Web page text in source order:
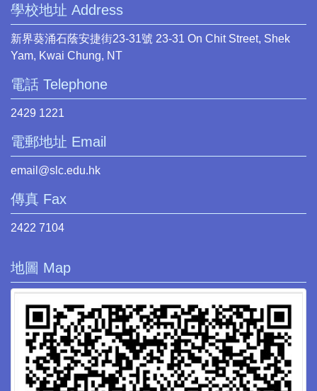
學校地址 Address
新界葵涌石蔭安捷街23-31號 23-31 On Chit Street, Shek
Yam, Kwai Chung, NT
電話 Telephone
2429 1221
電郵地址 Email
email@slc.edu.hk
傳真 Fax
2422 7104
地圖 Map